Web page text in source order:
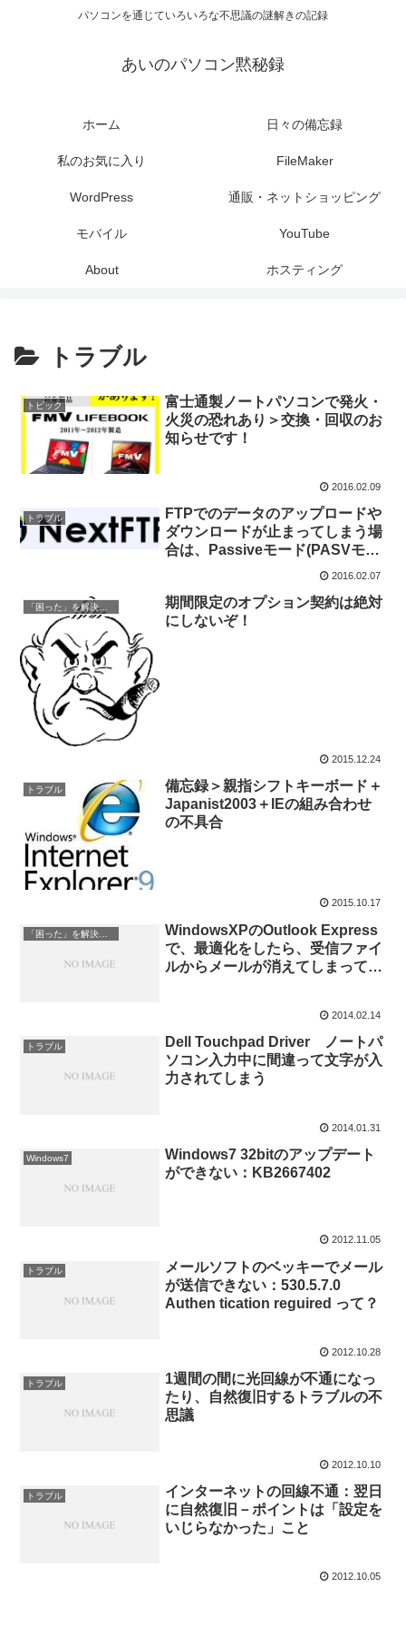
パソコンを通じていろいろな不思議の謎解きの記録
あいのパソコン黙秘録
ホーム 日々の備忘録
私のお気に入り FileMaker
WordPress 通販・ネットショッピング
モバイル YouTube
About ホスティング
トラブル
トピック
富士通製ノートパソコンで発火・
火災の恐れあり＞交換・回収のお
知らせです！
2016.02.09
トラブル
FTPでのデータのアップロードや
ダウンロードが止まってしまう場
合は、Passiveモード(PASVモー
2016.02.07
「困った」を解決する
期間限定のオプション契約は絶対
にしないぞ！
2015.12.24
トラブル
備忘録＞親指シフトキーボード＋
Japanist2003＋IEの組み合わせ
の不具合
2015.10.17
「困った」を解決する
WindowsXPのOutlook Express
で、最適化をしたら、受信ファイ
ルからメールが消えてしまって困
2014.02.14
トラブル
Dell Touchpad Driver ノートパ
ソコン入力中に間違って文字が入
力されてしまう
2014.01.31
Windows7
Windows7 32bitのアップデート
ができない：KB2667402
2012.11.05
トラブル
メールソフトのベッキーでメール
が送信できない：530.5.7.0
Authen tication reguired って？
2012.10.28
トラブル
1週間の間に光回線が不通になっ
たり、自然復旧するトラブルの不
思議
2012.10.10
トラブル
インターネットの回線不通：翌日
に自然復旧－ポイントは「設定を
いじらなかった」こと
2012.10.05